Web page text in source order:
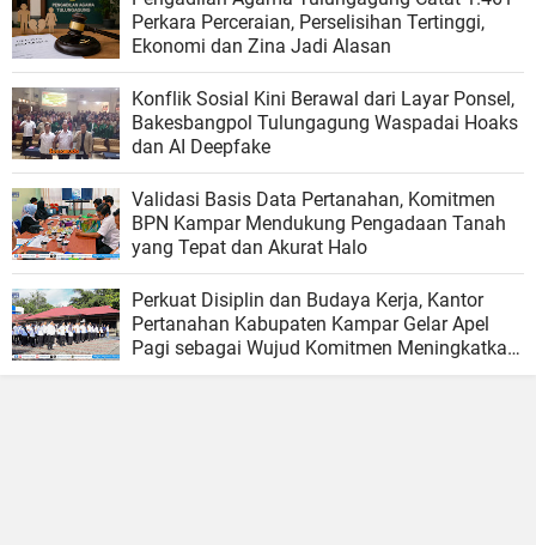
Perkara Perceraian, Perselisihan Tertinggi,
Ekonomi dan Zina Jadi Alasan
Konflik Sosial Kini Berawal dari Layar Ponsel,
Bakesbangpol Tulungagung Waspadai Hoaks
dan AI Deepfake
Validasi Basis Data Pertanahan, Komitmen
BPN Kampar Mendukung Pengadaan Tanah
yang Tepat dan Akurat Halo
Perkuat Disiplin dan Budaya Kerja, Kantor
Pertanahan Kabupaten Kampar Gelar Apel
Pagi sebagai Wujud Komitmen Meningkatkan